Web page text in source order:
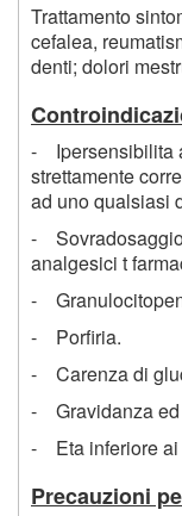
Trattamento
cefalea,
denti; dolori
- Ipersensibilita
strettamente
ad uno qualsiasi
-
analgesici t
-
- Porfiria.
- Carenza di
- Gravidanza ed
- Eta inferiore ai
Precauzioni